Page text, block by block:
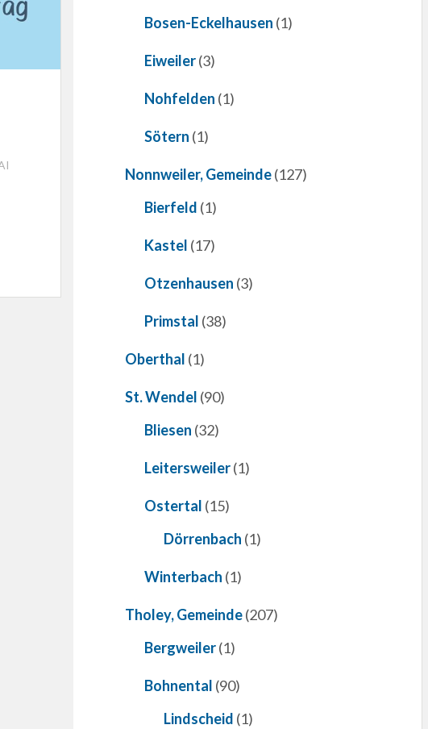
Bosen-Eckelhausen (1)
Eiweiler(3)
Nohfelden (1)
Sötern (1)
Nonnweiler, Gemeinde(127)
Bierfeld (1)
Kastel (17)
Otzenhausen (3)
Primstal (38)
Oberthal (1)
St. Wendel (90)
Bliesen (32)
Leitersweiler(1)
Ostertal (15)
Dörrenbach (1)
Winterbach (1)
Tholey, Gemeinde(207)
Bergweiler(1)
Bohnental (90)
Lindscheid (1)